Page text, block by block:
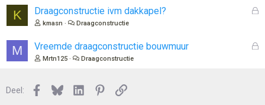
n
n
K
G
Draagconstructie ivm dakkapel?
kmasn Draagconstructie
M
G
Vreemde draagconstructie bouwmuur
Mrtn125 Draagconstructie
Deel: Facebook
BlueskyLinkedInPinterest
Link